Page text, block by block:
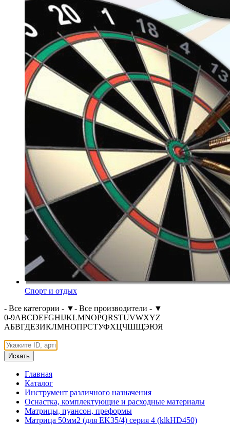
Спорт и отдых
- Все категории - ▼- Все производители - ▼
0-9ABCDEFGHIJKLMNOPQRSTUVWXYZ
АБВГДЕЗИКЛМНОПРСТУФХЦЧШЩЭЮЯ
Искать
Главная
Каталог
Инструмент различного назначения
Оснастка, комплектующие и расходные материалы
Матрицы, пуансон, преформы
Матрица 50мм2 (для EK35/4) серия 4 (klkHD450)